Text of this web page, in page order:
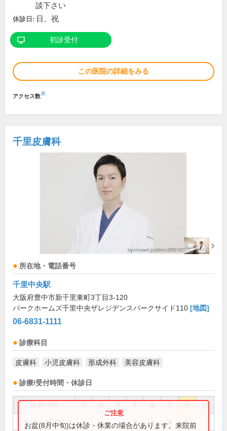
談下さい
休診日: 日、祝
初診受付
この医院の詳細をみる
アクセス数※
千里皮膚科
所在地・電話番号
千里中央駅
大阪府豊中市新千里東町3丁目3-120
パークホームズ千里中央ザレジデンスパークサイド110 [地図]
06-6831-1111
診療科目
皮膚科 小児皮膚科 形成外科 美容皮膚科
診療/受付時間・休診日
祝
9:00～12:00 ● ● ● ●
お盆(8月中旬)は休診・休業の場合があります。来院前